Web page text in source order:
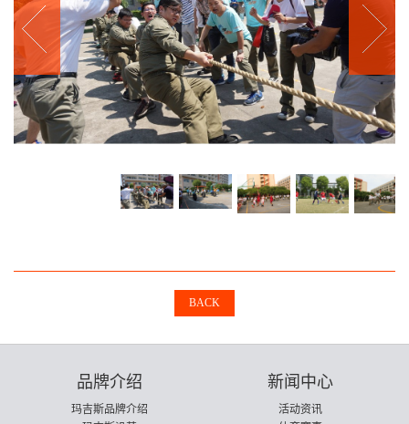
BACK
品牌介绍
玛吉斯品牌介绍
新闻中心
活动资讯